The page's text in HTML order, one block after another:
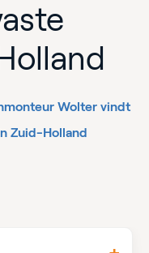
Wolter vindt
Zuid-Holland